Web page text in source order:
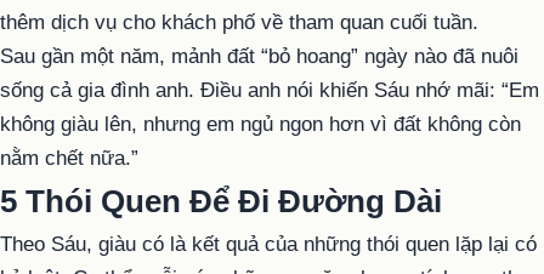
thêm dịch vụ cho khách phố về tham quan cuối tuần.
Sau gần một năm, mảnh đất “bỏ hoang” ngày nào đã nuôi
sống cả gia đình anh. Điều anh nói khiến Sáu nhớ mãi: “Em
không giàu lên, nhưng em ngủ ngon hơn vì đất không còn
nằm chết nữa.”
5 Thói Quen Để Đi Đường Dài
Theo Sáu, giàu có là kết quả của những thói quen lặp lại có